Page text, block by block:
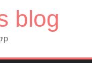
blog